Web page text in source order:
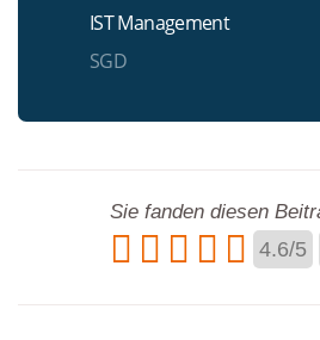
IST Management
SGD
Sie fanden diesen
4.6/5